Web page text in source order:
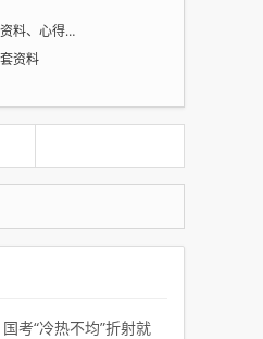
心得一站全
资料
国考“冷热不均”折射就